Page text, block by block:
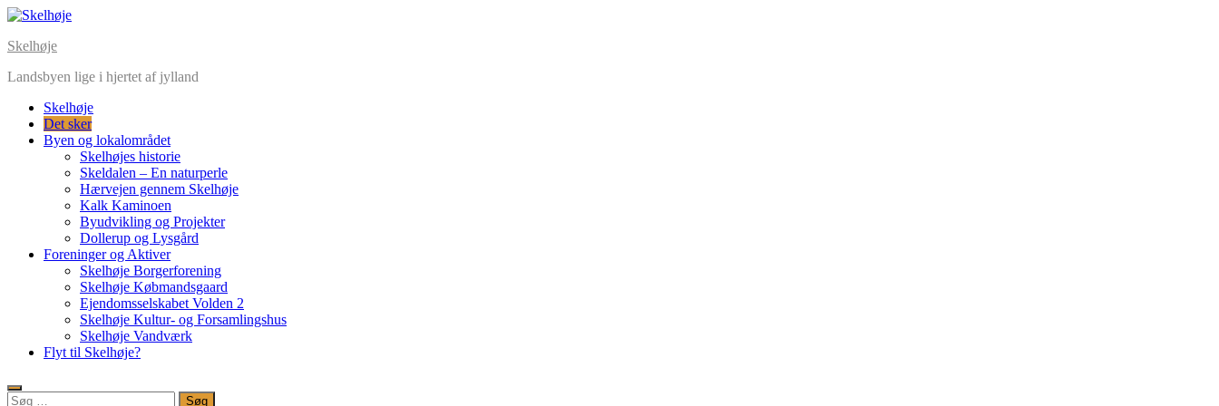
Skip
content
Skelhøje
Landsbyen lige i hjertet af jylland
Skelhøje
Det sker
Byen og lokalområdet
Skelhøjes historie
Skeldalen – En naturperle
Hærvejen gennem Skelhøje
Kalk Kaminoen
Byudvikling og Projekter
Dollerup og Lysgård
Foreninger og Aktiver
Skelhøje Borgerforening
Skelhøje Købmandsgaard
Ejendomsselskabet Volden 2
Skelhøje Kultur- og Forsamlingshus
Skelhøje Vandværk
Flyt til Skelhøje?
Søg